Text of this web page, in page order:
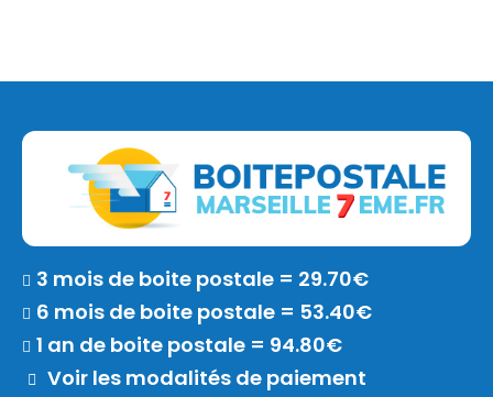
3 mois de boite postale = 29.70€
6 mois de boite postale = 53.40€
1 an de boite postale = 94.80€
Voir les modalités de paiement